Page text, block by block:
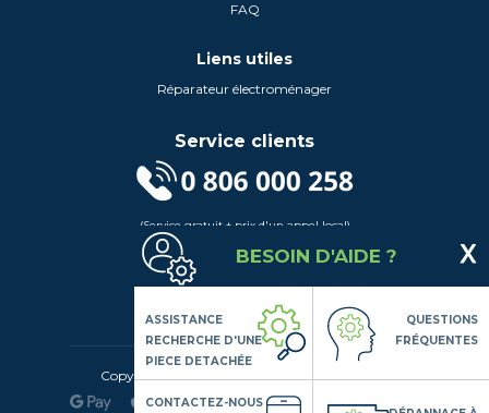
FAQ
Liens utiles
Réparateur électroménager
Service clients
(Service gratuit + prix d'un appel local)
Lundi au Vendredi de 9h à 18h
Contactez-Nous
Suivez-nous
Copyright© 2020 LSDLP, Tous droits réservés
BESOIN D'AIDE ?
ASSISTANCE
RECHERCHE D'UNE
PIECE DETACHÉE
QUESTIONS
FRÉQUENTES
CONTACTEZ-NOUS